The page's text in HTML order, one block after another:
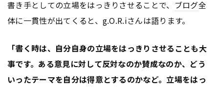
書き手としての立場をはっきりさせることで、 ブログ全
体に一貫性が出てくると、g.O.R.iさんは語ります。
「書く時は、自分自身の立場をはっきりさせることも大
事です。ある意見に対して反対なのか賛成なのか、どう
いったテーマを自分は得意とするのかなど。立場をはっ